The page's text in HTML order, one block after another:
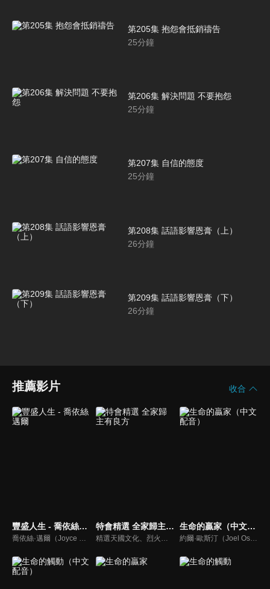
第205集 抱怨會抵銷禱告
25分鐘
第206集 解決問題 不要抱怨
25分鐘
第207集 自信的態度
25分鐘
第208集 話語影響恩膏（上）
26分鐘
第209集 話語影響恩膏（下）
26分鐘
推薦影片 收合
豐盛人生 - 喬依絲邁爾
喬依絲·邁爾（Joyce Meyer）講求聖經的實際應用，講道風格幽默且平易近人。她也是紐約時報暢銷書排行第一名的作家，撰寫近九十本啟發人心的書籍，包括暢銷書《心思的戰場》、《如何管理你的情緒》、《拒絕的根》、《自在作自己》、《成功作自己》
特會精選 全家歸主有良方
精選天國文化、烈火特會、超自然大能與使徒性教會等特會，幫助我們更加明白神的心意，好讓我們的生命能走在神的道路上進入命定。
生命的贏家（中文配音）
約爾·歐斯汀（Joel Osteen）綽號是「微笑的傳道者」，是美國的宣教士、電視佈道家和作家，他在美國最大的基督教會湖木教會擔任主任牧師。2004年，他的第一本書「活出美好」，首次出版就登上紐約時報暢銷書的榜首，這本書在紐約時報暢銷200多週。